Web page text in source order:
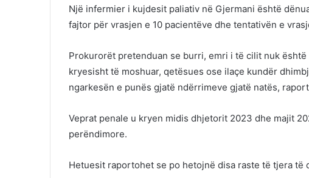
Një infermier i kujdesit paliativ në Gjermani është
fajtor për vrasjen e 10 pacientëve dhe tentativën e
Prokurorët pretenduan se burri, emri i të cilit nuk
kryesisht të moshuar, qetësues ose ilaçe kundër
ngarkesën e punës gjatë ndërrimeve gjatë natës,
Veprat penale u kryen midis dhjetorit 2023 dhe majit
perëndimore.
Hetuesit raportohet se po hetojnë disa raste të tjera të